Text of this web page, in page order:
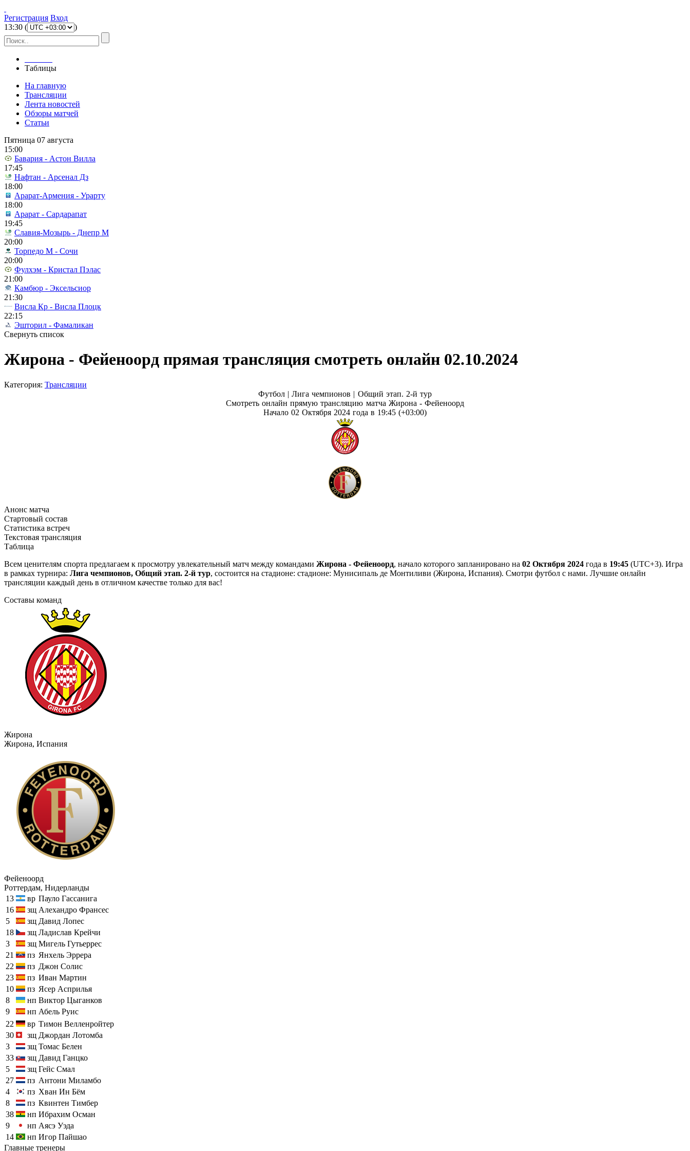
Регистрация Вход
13:30 ( )
Таблицы
На главную
Трансляции
Лента новостей
Обзоры матчей
Статьи
Пятница 07 августа
15:00
Бавария - Астон Вилла
17:45
Нафтан - Арсенал Дз
18:00
Арарат-Армения - Урарту
18:00
Арарат - Сардарапат
19:45
Славия-Мозырь - Днепр М
20:00
Торпедо М - Сочи
20:00
Фулхэм - Кристал Пэлас
21:00
Камбюр - Эксельсиор
21:30
Висла Кр - Висла Плоцк
22:15
Эшторил - Фамаликан
Свернуть список
Жирона - Фейеноорд прямая трансляция смотреть онлайн 02.10.2024
Категория: Трансляции
Футбол | Лига чемпионов | Общий этап. 2-й тур
Смотреть онлайн прямую трансляцию матча Жирона - Фейеноорд
Начало 02 Октября 2024 года в 19:45 (+03:00)
Анонс матча
Стартовый состав
Статистика встреч
Текстовая трансляция
Таблица
Всем ценителям спорта предлагаем к просмотру увлекательный матч между командами Жирона - Фейеноорд, начало которого запланировано на 02 Октября 2024 года в 19:45 (UTC+3). Игра
в рамках турнира: Лига чемпионов, Общий этап. 2-й тур, состоится на стадионе: стадионе: Мунисипаль де Монтиливи (Жирона, Испания). Смотри футбол с нами. Лучшие онлайн
трансляции каждый день в отличном качестве только для вас!
Составы команд
Жирона
Жирона, Испания
Фейеноорд
Роттердам, Нидерланды
13
вр Пауло Гассанига
16
зщ Алехандро Франсес
5
зщ Давид Лопес
18
зщ Ладислав Крейчи
3
зщ Мигель Гутьеррес
21
пз Янхель Эррера
22
пз Джон Солис
23
пз Иван Мартин
10
пз Ясер Асприлья
8
нп Виктор Цыганков
9
нп Абель Руис
22
вр Тимон Велленройтер
30
зщ Джордан Лотомба
3
зщ Томас Белен
33
зщ Давид Ганцко
5
зщ Гейс Смал
27
пз Антони Миламбо
4
пз Хван Ин Бём
8
пз Квинтен Тимбер
38
нп Ибрахим Осман
9
нп Аясэ Уэда
14
нп Игор Пайшао
Главные тренеры